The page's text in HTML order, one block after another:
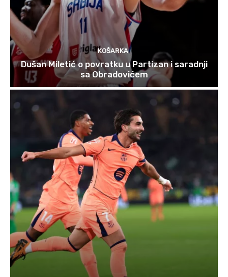
KOŠARKA
Dušan Miletić o povratku u Partizan i saradnji
sa Obradovićem